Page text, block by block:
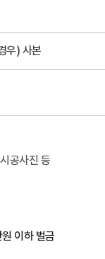
우) 사본
공사진 등
이하 벌금